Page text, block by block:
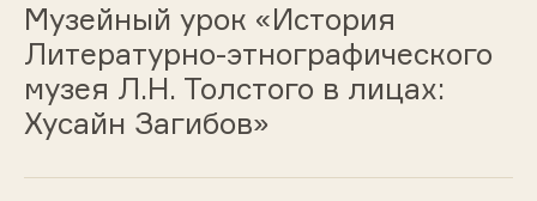
Музейный урок «История
Литературно-этнографического
музея Л.Н. Толстого в лицах:
Хусайн Загибов»